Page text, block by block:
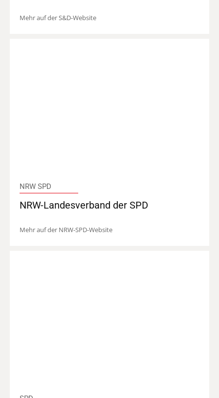
Mehr auf der S&D-Website
NRW SPD
NRW-Landesverband der SPD
Mehr auf der NRW-SPD-Website